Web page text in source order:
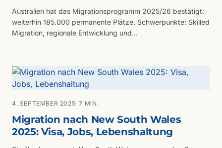
Australien hat das Migrationsprogramm 2025/26 bestätigt:
weiterhin 185.000 permanente Plätze. Schwerpunkte: Skilled
Migration, regionale Entwicklung und
Bundesstaaten und einer auf Stabilität ausgerichteten Linie.
4. SEPTEMBER 2025· 7 MIN.
Migration nach New South Wales
2025: Visa, Jobs, Lebenshaltung